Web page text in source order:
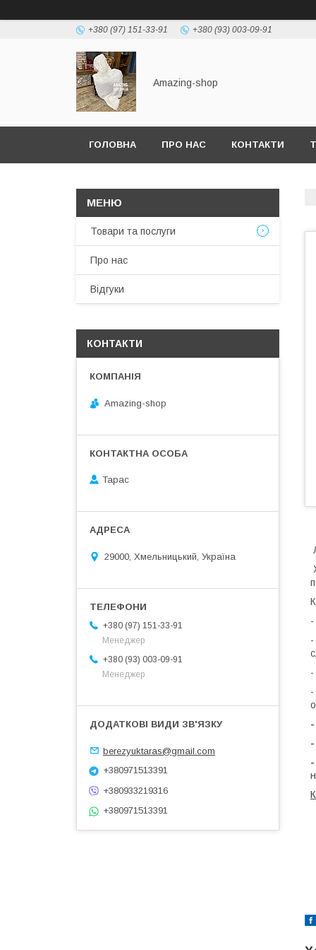
+380 (97) 151-33-91 +380 (93) 003-09-91
Amazing-shop
ГОЛОВНА ПРО НАС КОНТАКТИ
-
-
-
-
Товари та послуги
Про нас
Відгуки
КОНТАКТИ
Amazing-shop
Тарас
29000, Хмельницький, Україна
+380 (97) 151-33-91
Менеджер
+380 (93) 003-09-91
Менеджер
berezyuktaras@gmail.com
+380971513391
+380933219316
+380971513391